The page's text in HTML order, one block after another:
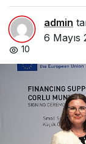
admin
6 Mayıs
10